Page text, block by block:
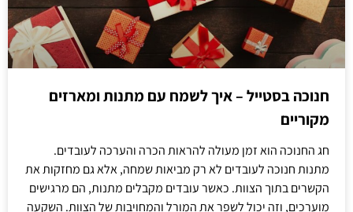
חנוכה בסטייל – איך לשמח עם מתנות ומארזים
מקוריים
חג החנוכה הוא זמן מעולה להראות הכרה והערכה לעובדים.
מתנות חנוכה לעובדים לא רק מביאות שמחה, אלא גם מחזקות את
הקשרים בתוך הצוות. כאשר עובדים מקבלים מתנות, הם מרגישים
מוערכים, וזה יכול לשפר את המורל והמחויבות של הצוות. השקעה